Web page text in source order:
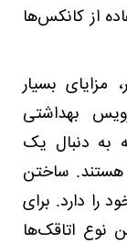
از کانکس‌ها
مزایای بسیار
بهداشتی
به دنبال یک
ساختن
را دارد. برای
نوع اتاقک‌ها